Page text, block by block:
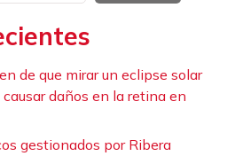
de que mirar un eclipse solar
daños en la retina en
gestionados por Ribera